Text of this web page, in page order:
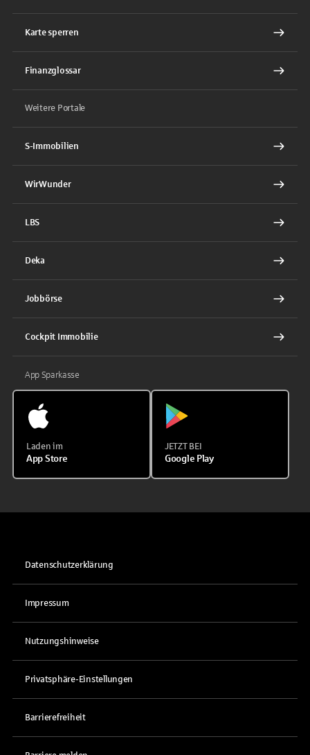
Karte sperren
Finanzglossar
Weitere Portale
S-Immobilien
WirWunder
LBS
Deka
Jobbörse
Cockpit Immobilie
App Sparkasse
Laden im
App Store
JETZT BEI
Google Play
Datenschutzerklärung
Impressum
Nutzungshinweise
Privatsphäre-Einstellungen
Barrierefreiheit